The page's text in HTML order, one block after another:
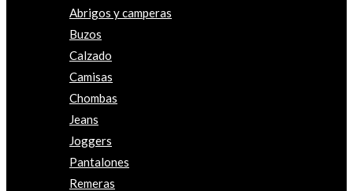
Abrigos y camperas
Buzos
Calzado
Camisas
Chombas
Jeans
Joggers
Pantalones
Remeras